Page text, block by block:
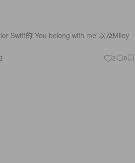
Swift的”You belong with me”以及Miley
2 0